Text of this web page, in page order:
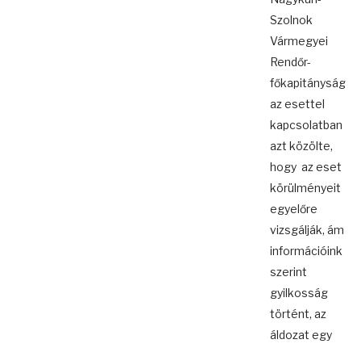
Szolnok
Vármegyei
Rendőr-
főkapitányság
az esettel
kapcsolatban
azt közölte,
hogy az eset
körülményeit
egyelőre
vizsgálják, ám
információink
szerint
gyilkosság
történt, az
áldozat egy